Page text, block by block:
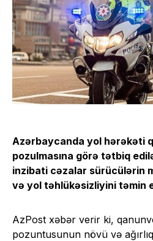
Azərbaycanda yol hərəkəti
pozulmasına görə tətbiq
inzibati cəzalar sürücülərin
və yol təhlükəsizliyini təmin
AzPost xəbər verir ki,
pozuntusunun növü və